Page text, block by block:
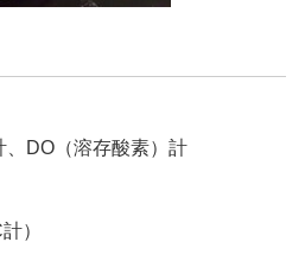
、DO（溶存酸素）計
）